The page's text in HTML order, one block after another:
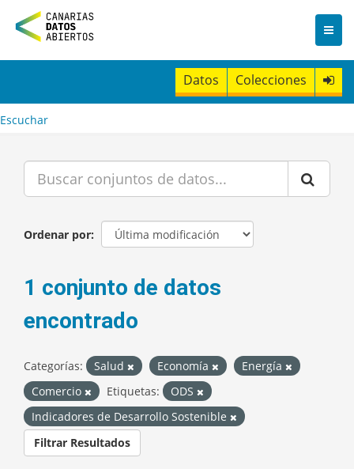
n
t
Datos Colecciones
Escuchar
Ordenar por
1 conjunto de datos
encontrado
Categorías: Salud Economía
Energía
Comercio
Etiquetas:
ODS
Indicadores de Desarrollo Sostenible
Filtrar Resultados